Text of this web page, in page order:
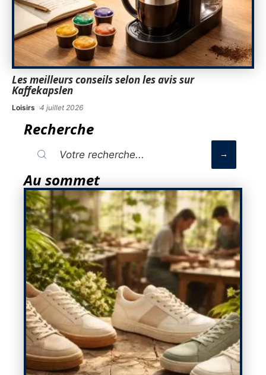
Les meilleurs conseils selon les avis sur
Kaffekapslen
Loisirs 4 juillet 2026
Recherche
Au sommet